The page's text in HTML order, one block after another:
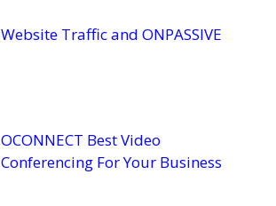
Website Traffic and ONPASSIVE
OCONNECT Best Video
Conferencing For Your Business